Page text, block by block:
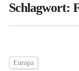
Schlagwort:
Europa